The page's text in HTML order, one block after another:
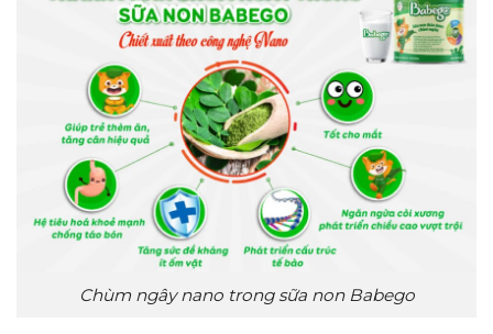
Chùm ngây nano trong sữa non Babego